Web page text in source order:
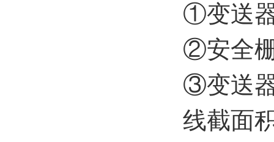
①变送
②安全
③变送
线截面